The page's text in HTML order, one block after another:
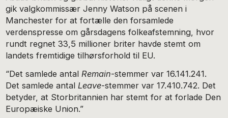
gik valgkommissær Jenny Watson på scenen i
Manchester for at fortælle den forsamlede
verdenspresse om gårsdagens folkeafstemning, hvor
rundt regnet 33,5 millioner briter havde stemt om
landets fremtidige tilhørsforhold til EU.
“Det samlede antalRemain-stemmer var 16.141.241.
Det samlede antalLeave-stemmer var 17.410.742. Det
betyder, at Storbritannien har stemt for at forlade Den
Europæiske Union.”